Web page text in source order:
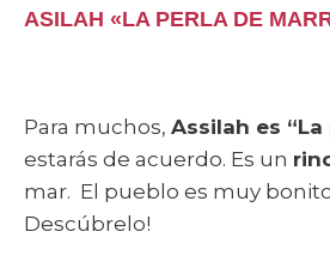
ASILAH «LA PERLA DE
Para muchos, Assilah es
estarás de acuerdo. Es un
mar. El pueblo es muy
Descúbrelo!